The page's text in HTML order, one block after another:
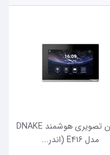
آیفون تصویری هوشمند DNAKE
مدل E416 (اندر...